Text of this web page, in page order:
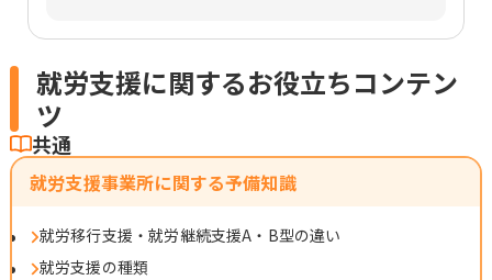
就労支援に関するお役立ちコンテン
ツ
共通
就労支援事業所に関する予備知識
就労移行支援・就労継続支援A・B型の違い
就労支援の種類